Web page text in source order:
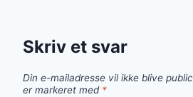
Skriv et svar
Din e-mailadresse vil ikke blive
er markeret med *